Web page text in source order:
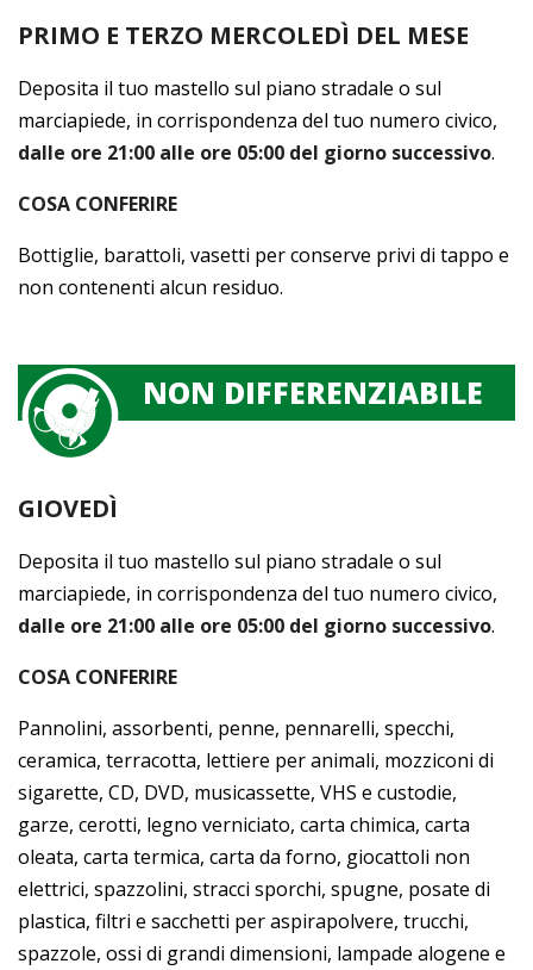
PRIMO E TERZO MERCOLEDÌ DEL MESE
Deposita il tuo mastello sul piano stradale o sul
marciapiede, in corrispondenza del tuo numero civico,
dalle ore 21:00 alle ore 05:00 del giorno successivo.
COSA CONFERIRE
Bottiglie, barattoli, vasetti per conserve privi di tappo e
non contenenti alcun residuo.
NON DIFFERENZIABILE
GIOVEDÌ
Deposita il tuo mastello sul piano stradale o sul
marciapiede, in corrispondenza del tuo numero civico,
dalle ore 21:00 alle ore 05:00 del giorno successivo.
COSA CONFERIRE
Pannolini, assorbenti, penne, pennarelli, specchi,
ceramica, terracotta, lettiere per animali, mozziconi di
sigarette, CD, DVD, musicassette, VHS e custodie,
garze, cerotti, legno verniciato, carta chimica, carta
oleata, carta termica, carta da forno, giocattoli non
elettrici, spazzolini, stracci sporchi, spugne, posate di
plastica, filtri e sacchetti per aspirapolvere, trucchi,
spazzole, ossi di grandi dimensioni, lampade alogene e